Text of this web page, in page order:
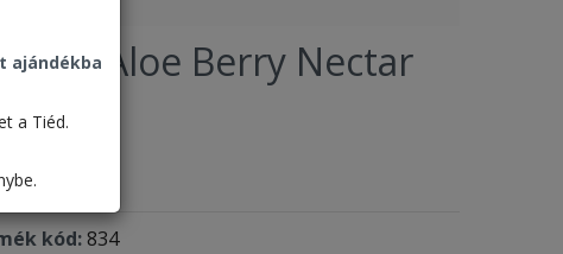
ajándékba
a Tiéd.
Aloe Berry Nectar
Ft
kód:834